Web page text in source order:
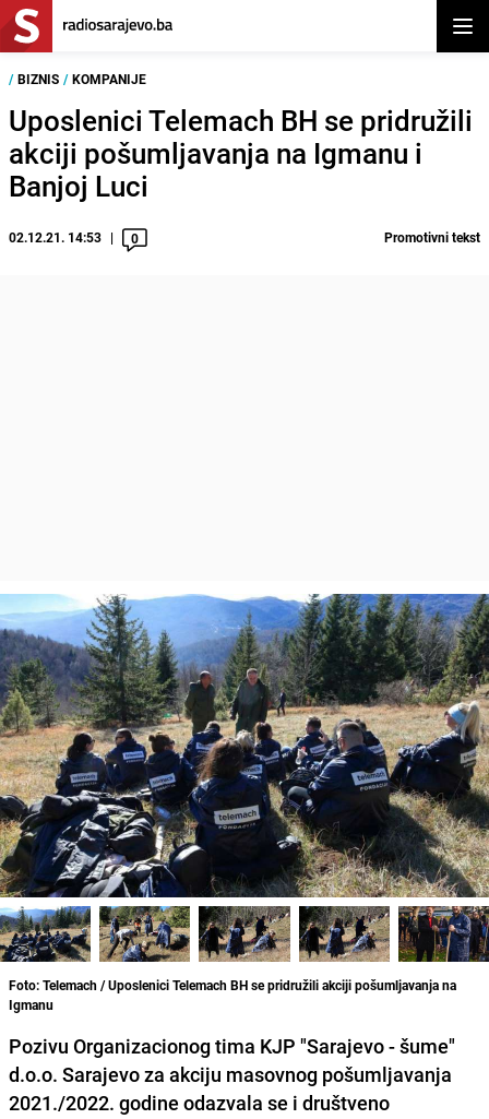
/ BIZNIS / KOMPANIJE
Uposlenici Telemach BH se pridružili
akciji pošumljavanja na Igmanu i
Banjoj Luci
02.12.21. 14:53 0 Promotivni tekst
Foto: Telemach / Uposlenici Telemach BH se pridružili akciji pošumljavanja na
Igmanu
Pozivu Organizacionog tima KJP "Sarajevo - šume"
d.o.o. Sarajevoza akciju masovnog pošumljavanja
2021./2022. godine odazvala se i društveno